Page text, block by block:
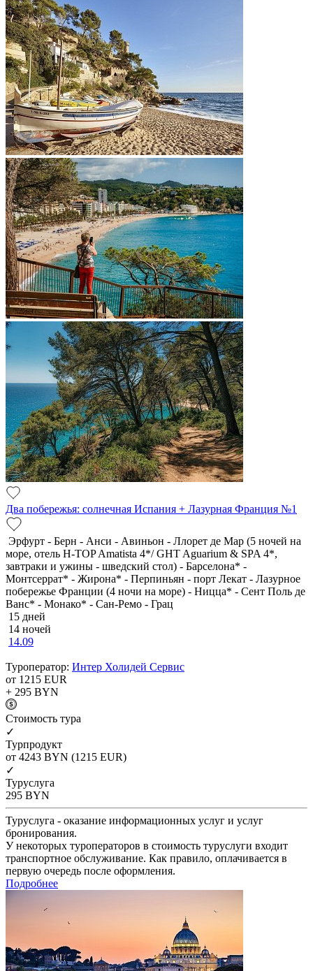
Два побережья: солнечная Испания + Лазурная Франция №1
Эрфурт - Берн - Анси - Авиньон - Ллорет де Мар (5 ночей на
море, отель H-TOP Amatista 4*/ GHT Aguarium & SPA 4*,
завтраки и ужины - шведский стол) - Барселона* -
Монтсеррат* - Жирона* - Перпиньян - порт Лекат - Лазурное
побережье Франции (4 ночи на море) - Ницца* - Сент Поль де
Ванс* - Монако* - Сан-Ремо - Грац
15 дней
14 ночей
14.09
Туроператор: Интер Холидей Сервис
от 1215 EUR
+ 295 BYN
Cтоимость тура
✓
Турпродукт
от 4243 BYN (1215 EUR)
✓
Туруслуга
295 BYN
Туруслуга - оказание информационных услуг и услуг
бронирования.
У некоторых туроператоров в стоимость туруслуги входит
транспортное обслуживание. Как правило, оплачивается в
первую очередь после оформления.
Подробнее